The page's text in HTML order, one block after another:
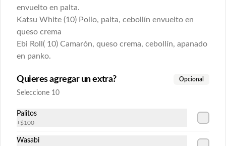
Ebi Avocado
$6.300
Pollo apanado , queso crema y cebollín
envuelto en palta.
Katsu White (10) Pollo, palta, cebollín envuelto en
queso crema
Ebi Roll( 10) Camarón, queso crema, cebollín, apanado
en panko.
Quieres agregar un extra? Opcional
Seleccione 10
Palitos
+$100
Wasabi